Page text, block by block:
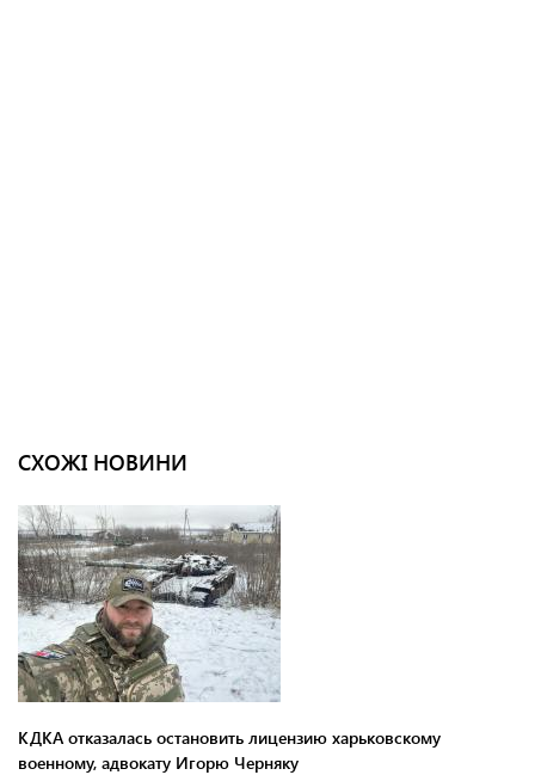
СХОЖІ НОВИНИ
КДКА отказалась остановить лицензию харьковскому
военному, адвокату Игорю Черняку